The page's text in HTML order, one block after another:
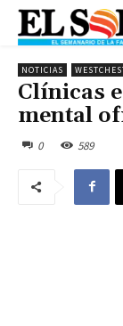
NOTICIAS
Clínicas
mental
0 589